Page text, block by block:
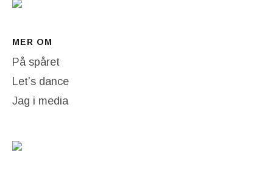
MER OM
På spåret
Let’s dance
Jag i media